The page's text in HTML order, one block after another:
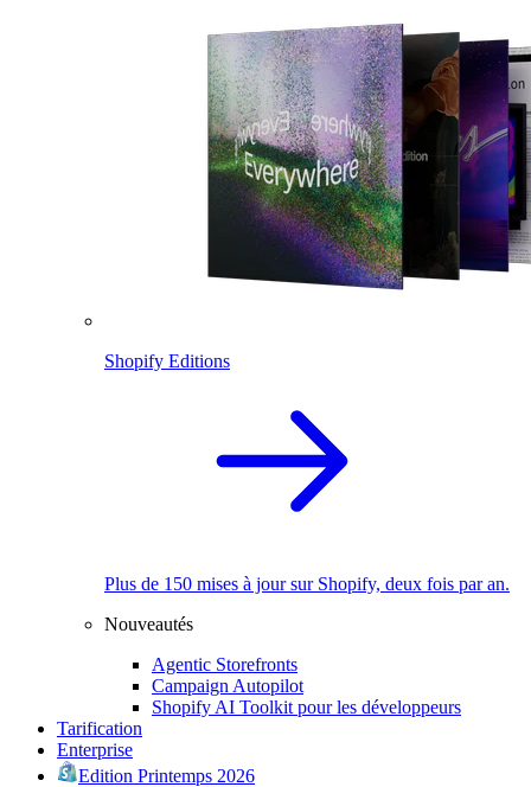
Shopify Editions
Plus de 150 mises à jour sur Shopify, deux fois par an.
Nouveautés
Agentic Storefronts
Campaign Autopilot
Shopify AI Toolkit pour les développeurs
Tarification
Enterprise
Edition Printemps 2026